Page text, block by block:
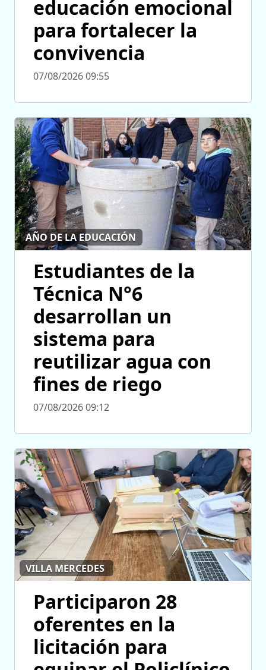
educación emocional
para fortalecer la
convivencia
07/08/2026 09:55
AÑO DE LA EDUCACIÓN
Estudiantes de la
Técnica N°6
desarrollan un
sistema para
reutilizar agua con
fines de riego
07/08/2026 09:12
VILLA MERCEDES
Participaron 28
oferentes en la
licitación para